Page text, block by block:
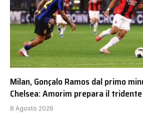
Milan, Gonçalo Ramos dal primo
Chelsea: Amorim prepara il tridente
8 Agosto 2026